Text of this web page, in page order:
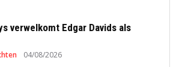
verwelkomt Edgar Davids als
04/08/2026